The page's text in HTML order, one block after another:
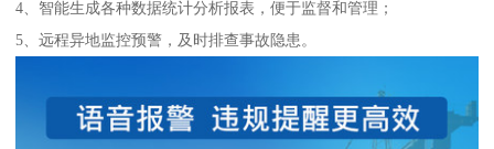
4、智能生成各种数据统计分析报表，便于监督和管理；
5、远程异地监控预警，及时排查事故隐患。